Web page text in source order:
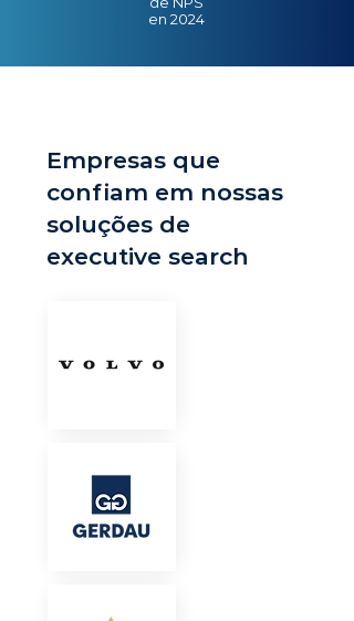
en 2024
Empresas que
confiam em nossas
soluções de
executive search